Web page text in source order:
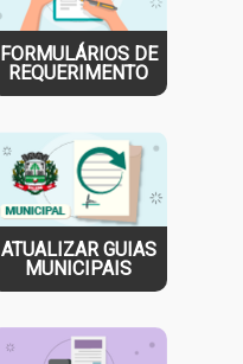
FORMULÁRIOS DE
REQUERIMENTO
ATUALIZAR GUIAS
MUNICIPAIS